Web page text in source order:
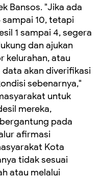
Bansos. "Jika ada
10, tetapi
1 sampai 4, segera
dan ajukan
kelurahan, atau
data akan diverifikasi
sebenarnya,"
untuk
mereka,
pada
afirmasi
Kota
tidak sesuai
atau melalui